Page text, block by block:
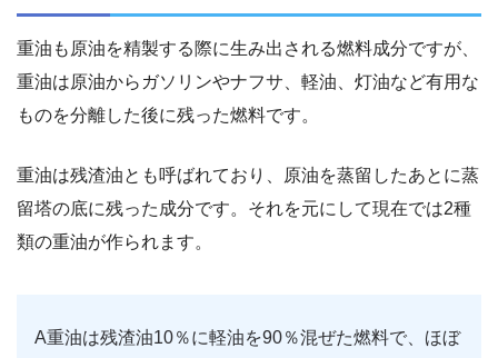
重油も原油を精製する際に生み出される燃料成分ですが、
重油は原油からガソリンやナフサ、軽油、灯油など有用な
ものを分離した後に残った燃料です。
重油は残渣油とも呼ばれており、原油を蒸留したあとに蒸
留塔の底に残った成分です。それを元にして現在では2種
類の重油が作られます。
A重油は残渣油10％に軽油を90％混ぜた燃料で、ほぼ